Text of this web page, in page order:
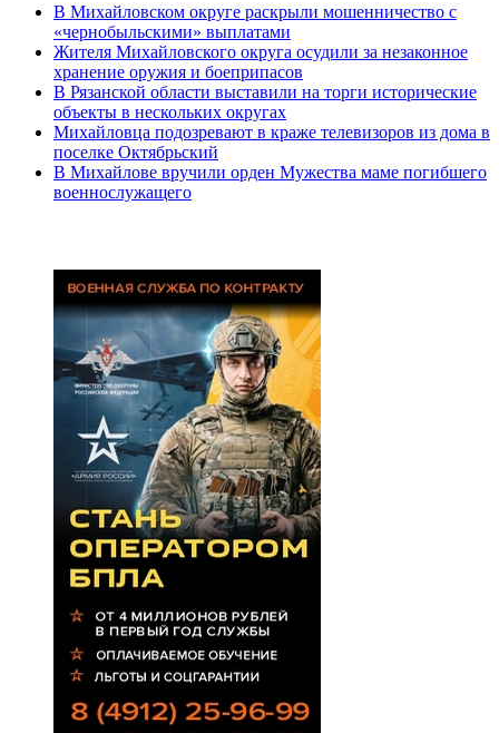
В Михайловском округе раскрыли мошенничество с
«чернобыльскими» выплатами
Жителя Михайловского округа осудили за незаконное
хранение оружия и боеприпасов
В Рязанской области выставили на торги исторические
объекты в нескольких округах
Михайловца подозревают в краже телевизоров из дома в
поселке Октябрьский
В Михайлове вручили орден Мужества маме погибшего
военнослужащего